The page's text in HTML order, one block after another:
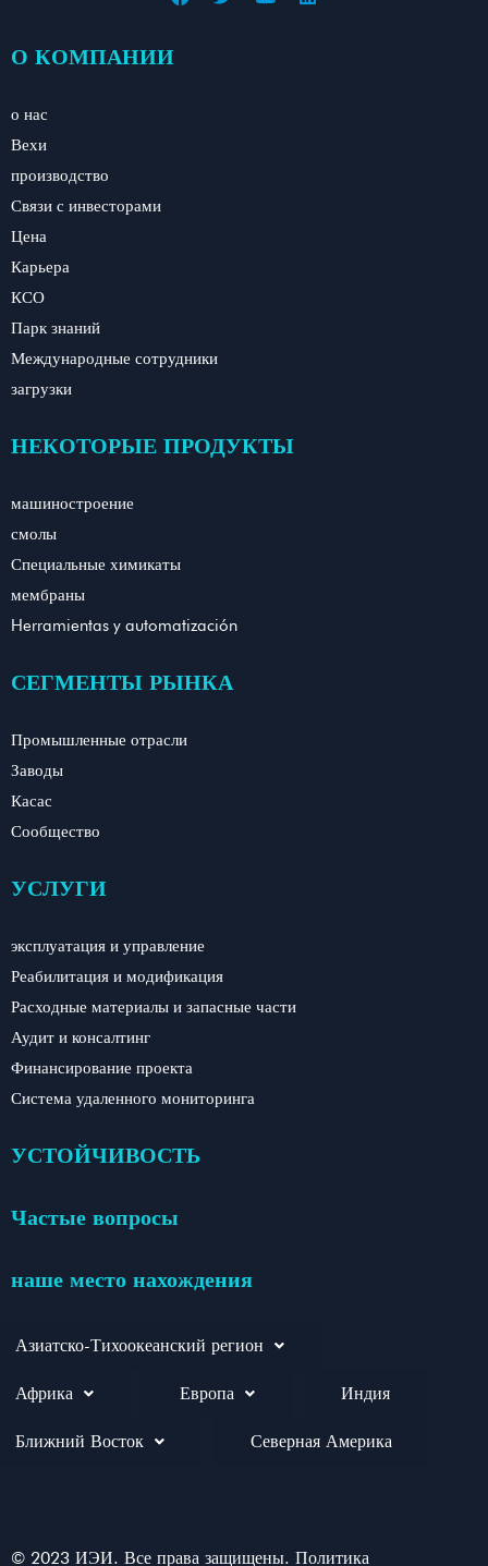
О КОМПАНИИ
о нас
Вехи
производство
Связи с инвесторами
Цена
Карьера
КСО
Парк знаний
Международные сотрудники
загрузки
НЕКОТОРЫЕ ПРОДУКТЫ
машиностроение
смолы
Специальные химикаты
мембраны
Herramientas y automatización
СЕГМЕНТЫ РЫНКА
Промышленные отрасли
Заводы
Касас
Сообщество
УСЛУГИ
эксплуатация и управление
Реабилитация и модификация
Расходные материалы и запасные части
Аудит и консалтинг
Финансирование проекта
Система удаленного мониторинга
УСТОЙЧИВОСТЬ
Частые вопросы
наше место нахождения
Азиатско-Тихоокеанский регион
Африка Европа Индия
Ближний Восток Северная Америка
© 2023 ИЭИ. Все права защищены. Политика